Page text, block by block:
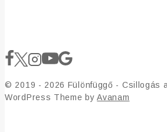
© 2019 - 2026 Fülönfüggő - Csillogás
WordPress Theme byAvanam